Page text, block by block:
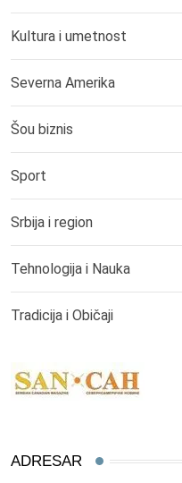
Kultura i umetnost
Severna Amerika
Šou biznis
Sport
Srbija i region
Tehnologija i Nauka
Tradicija i Običaji
ADRESAR